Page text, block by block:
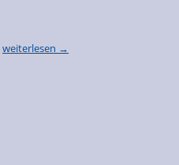
weiterlesen →